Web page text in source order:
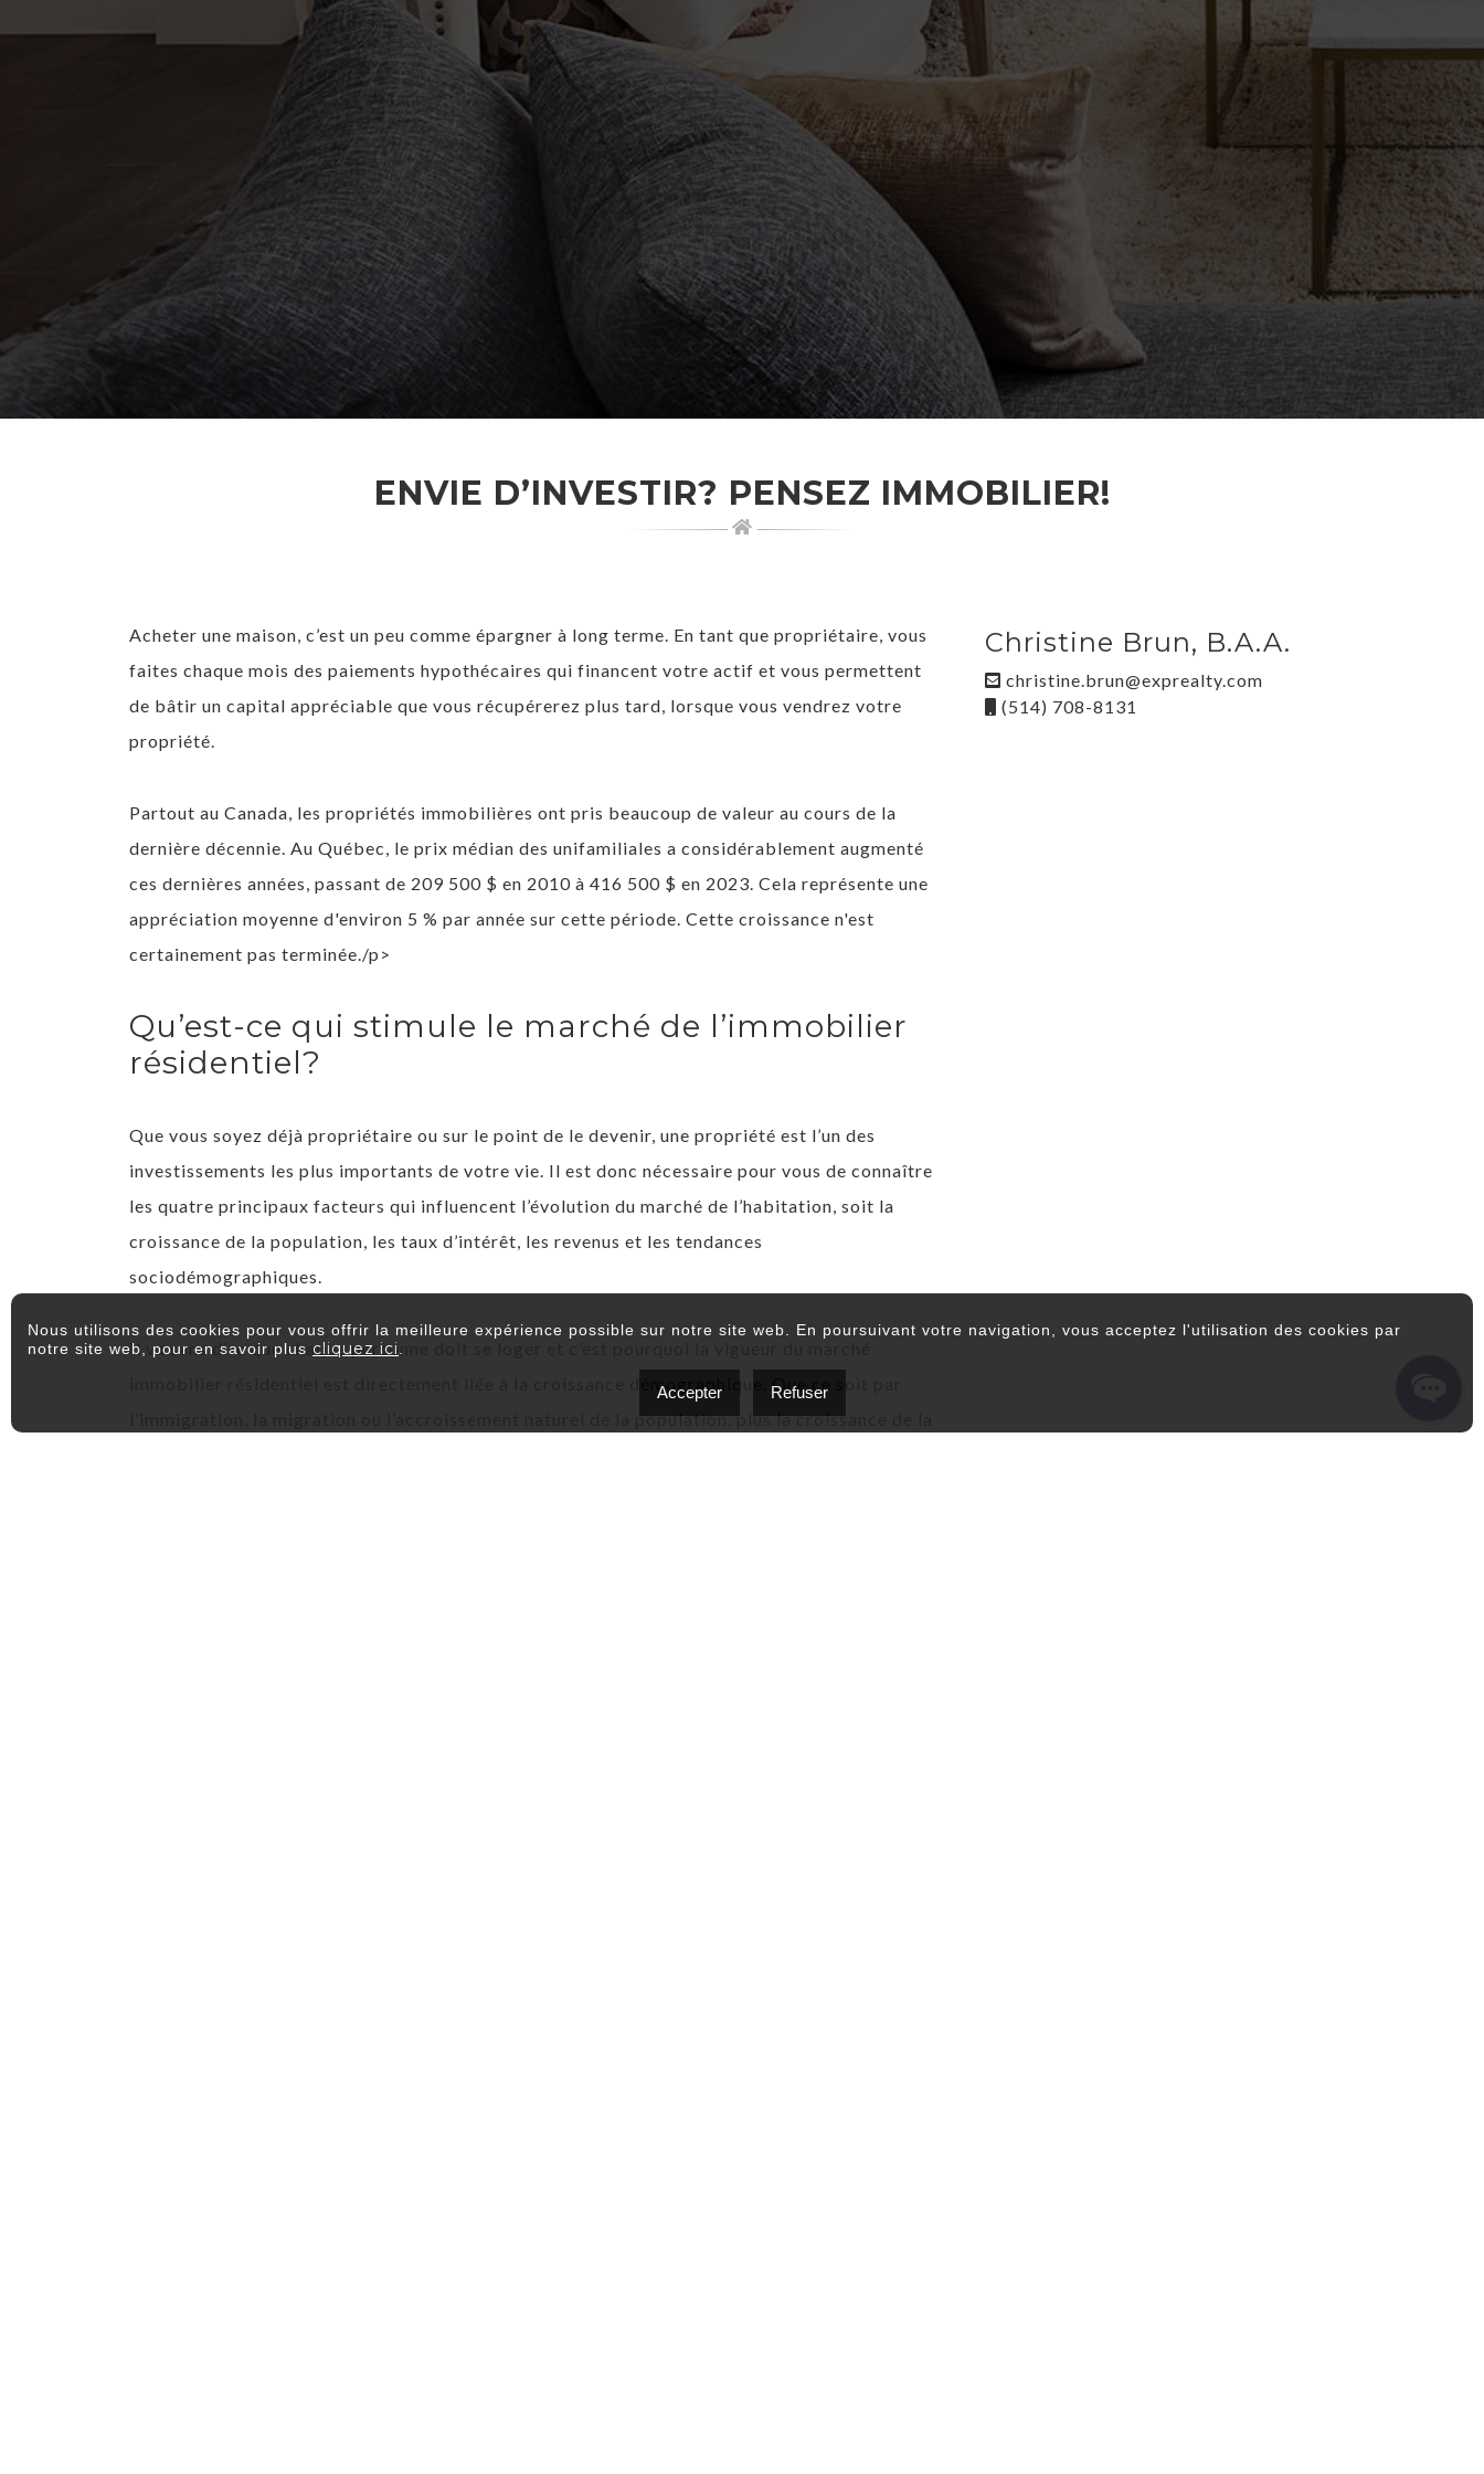
ENVIE D’INVESTIR? PENSEZ IMMOBILIER!
Acheter une maison, c’est un peu comme épargner à long terme. En tant que propriétaire, vous
faites chaque mois des paiements hypothécaires qui financent votre actif et vous permettent
de bâtir un capital appréciable que vous récupérerez plus tard, lorsque vous vendrez votre
propriété.
Partout au Canada, les propriétés immobilières ont pris beaucoup de valeur au cours de la
dernière décennie. Au Québec, le prix médian des unifamiliales a considérablement augmenté
ces dernières années, passant de 209 500 $ en 2010 à 416 500 $ en 2023. Cela représente une
appréciation moyenne d'environ 5 % par année sur cette période. Cette croissance n'est
certainement pas terminée./p>
Qu’est-ce qui stimule le marché de l’immobilier
résidentiel?
Que vous soyez déjà propriétaire ou sur le point de le devenir, une propriété est l’un des
investissements les plus importants de votre vie. Il est donc nécessaire pour vous de connaître
les quatre principaux facteurs qui influencent l’évolution du marché de l’habitation, soit la
croissance de la population, les taux d’intérêt, les revenus et les tendances
sociodémographiques.
Il va sans dire que chaque personne doit se loger et c’est pourquoi la vigueur du marché
immobilier résidentiel est directement liée à la croissance démographique. Que ce soit par
l’immigration, la migration ou l’accroissement naturel de la population, plus la croissance de la
Christine Brun, B.A.A.
christine.brun@exprealty.com
(514) 708-8131
Nous utilisons des cookies pour vous offrir la meilleure expérience possible sur notre site web. En poursuivant votre navigation, vous acceptez l'utilisation des cookies par
notre site web, pour en savoir plus cliquez ici
Accepter Refuser